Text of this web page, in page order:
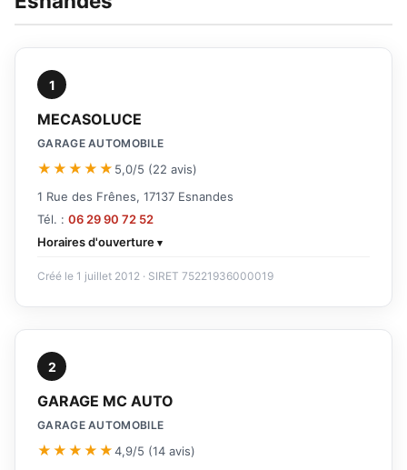
1
MECASOLUCE
GARAGE AUTOMOBILE
★★★★★ 5,0/5 (22 avis)
1 Rue des Frênes, 17137 Esnandes
Tél. : 06 29 90 72 52
Horaires d'ouverture
Créé le 1 juillet 2012 · SIRET 75221936000019
2
GARAGE MC AUTO
GARAGE AUTOMOBILE
★★★★★4,9/5 (14 avis)